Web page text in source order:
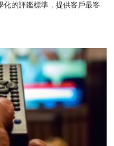
化的評鑑標準，提供客戶最客